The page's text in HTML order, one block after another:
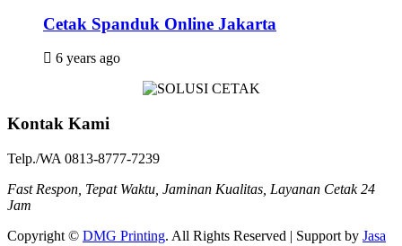
Cetak Spanduk Online Jakarta
6 years ago
Kontak Kami
Telp./WA 0813-8777-7239
Fast Respon, Tepat Waktu, Jaminan Kualitas, Layanan Cetak 24
Jam
Copyright © DMG Printing. All Rights Reserved | Support by Jasa